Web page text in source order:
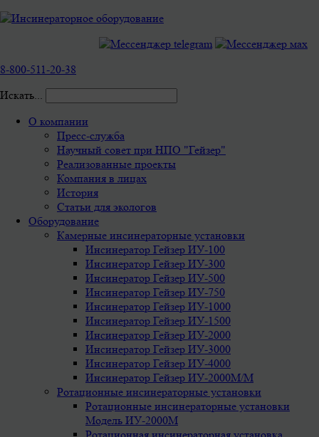
8-800-511-20-38
Искать...
О компании
Пресс-служба
Научный совет при НПО "Гейзер"
Реализованные проекты
Компания в лицах
История
Статьи для экологов
Оборудование
Камерные инсинераторные установки
Инсинератор Гейзер ИУ-100
Инсинератор Гейзер ИУ-300
Инсинератор Гейзер ИУ-500
Инсинератор Гейзер ИУ-750
Инсинератор Гейзер ИУ-1000
Инсинератор Гейзер ИУ-1500
Инсинератор Гейзер ИУ-2000
Инсинератор Гейзер ИУ-3000
Инсинератор Гейзер ИУ-4000
Инсинератор Гейзер ИУ-2000М/М
Ротационные инсинераторные установки
Ротационные инсинераторные установки
Модель ИУ-2000М